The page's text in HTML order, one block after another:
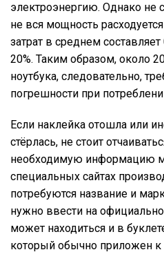
электроэнергию. Однако не
не вся мощность
затрат в среднем
20%. Таким образом, около
ноутбука, следовательно,
погрешности при
Если наклейка отошла или
стёрлась, не стоит
необходимую информацию
специальных сайтах
потребуются название и
нужно ввести на
может находиться и в
который обычно приложен к